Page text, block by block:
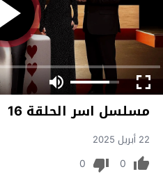
مسلسل اسر الحلقة 16
22 أبريل 2025
0
0